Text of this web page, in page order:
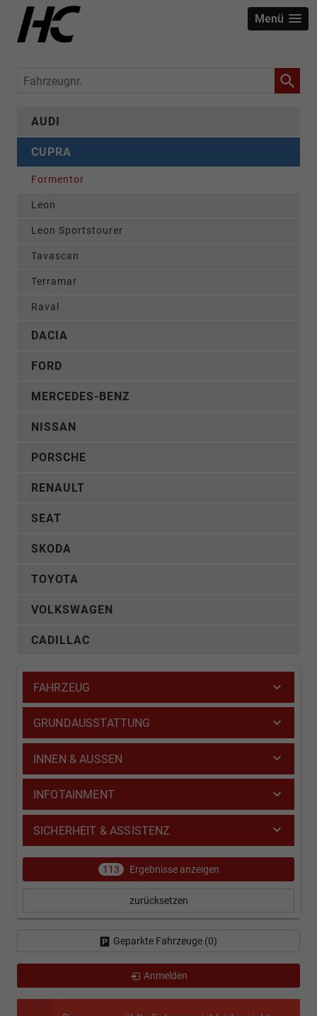
Menü
Fahrzeugnr.
AUDI
CUPRA
Formentor
Leon
Leon Sportstourer
Tavascan
Terramar
Raval
DACIA
FORD
MERCEDES-BENZ
NISSAN
PORSCHE
RENAULT
SEAT
SKODA
TOYOTA
VOLKSWAGEN
CADILLAC
FAHRZEUG
GRUNDAUSSTATTUNG
INNEN & AUSSEN
INFOTAINMENT
SICHERHEIT & ASSISTENZ
113 Ergebnisse anzeigen
zurücksetzen
Geparkte Fahrzeuge (0)
Anmelden